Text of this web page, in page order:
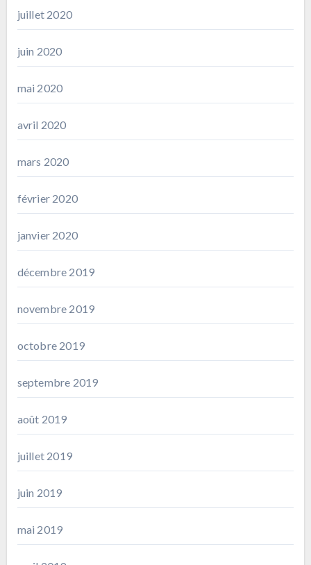
juillet 2020
juin 2020
mai 2020
avril 2020
mars 2020
février 2020
janvier 2020
décembre 2019
novembre 2019
octobre 2019
septembre 2019
août 2019
juillet 2019
juin 2019
mai 2019